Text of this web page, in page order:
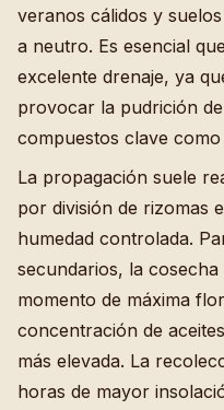
veranos cálidos y
a neutro. Es esencial
excelente drenaje, ya
provocar la pudrición
compuestos clave
La propagación suele
por división de rizomas
humedad controlada.
secundarios, la
momento de máxima
concentración de
más elevada. La
horas de mayor